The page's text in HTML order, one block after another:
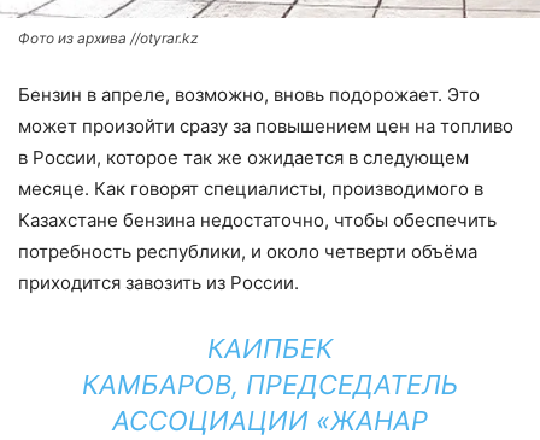
Фото из архива //otyrar.kz
Бензин в апреле, возможно, вновь подорожает. Это
может произойти сразу за повышением цен на топливо
в России, которое так же ожидается в следующем
месяце. Как говорят специалисты, производимого в
Казахстане бензина недостаточно, чтобы обеспечить
потребность республики, и около четверти объёма
приходится завозить из России.
КАИПБЕК
КАМБАРОВ, ПРЕДСЕДАТЕЛЬ
АССОЦИАЦИИ «ЖАНАР